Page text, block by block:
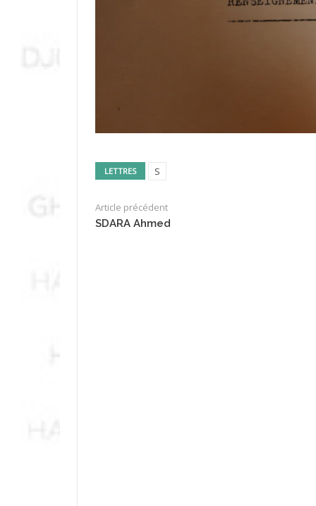
LETTRES S
Article précédent
SDARA Ahmed